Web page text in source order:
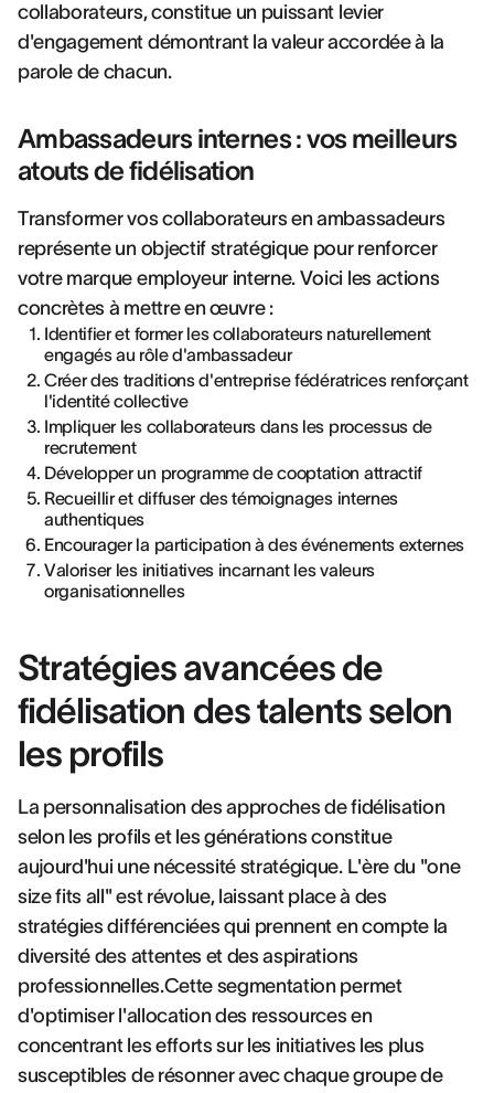
collaborateurs, constitue un puissant levier
d'engagement démontrant la valeur accordée à la
parole de chacun.
Ambassadeurs internes : vos meilleurs
atouts de fidélisation
Transformer vos collaborateurs en ambassadeurs
représente un objectif stratégique pour renforcer
votre marque employeur interne. Voici les actions
concrètes à mettre en œuvre :
Identifier et former les collaborateurs naturellement
engagés au rôle d'ambassadeur
Créer des traditions d'entreprise fédératrices renforçant
l'identité collective
Impliquer les collaborateurs dans les processus de
recrutement
Développer un programme de cooptation attractif
Recueillir et diffuser des témoignages internes
authentiques
Encourager la participation à des événements externes
Valoriser les initiatives incarnant les valeurs
organisationnelles
Stratégies avancées de
fidélisation des talents selon
les profils
La personnalisation des approches de fidélisation
selon les profils et les générations constitue
aujourd'hui une nécessité stratégique. L'ère du "one
size fits all" est révolue, laissant place à des
stratégies différenciées qui prennent en compte la
diversité des attentes et des aspirations
professionnelles.Cette segmentation permet
d'optimiser l'allocation des ressources en
concentrant les efforts sur les initiatives les plus
susceptibles de résonner avec chaque groupe de